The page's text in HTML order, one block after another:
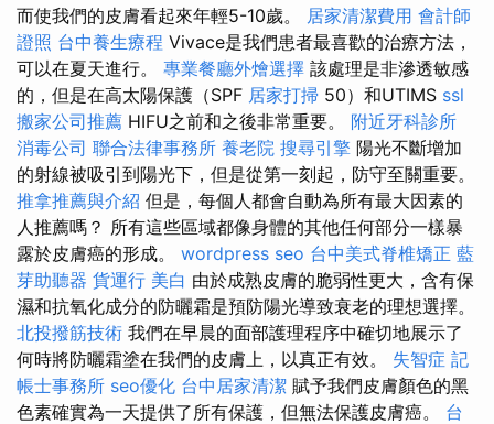
而使我們的皮膚看起來年輕5-10歲。 居家清潔費用 會計師
證照 台中養生療程 Vivace是我們患者最喜歡的治療方法，
可以在夏天進行。 專業餐廳外燴選擇 該處理是非滲透敏感
的，但是在高太陽保護（SPF 居家打掃 50）和UTIMS ssl
搬家公司推薦 HIFU之前和之後非常重要。 附近牙科診所
消毒公司 聯合法律事務所 養老院 搜尋引擎 陽光不斷增加
的射線被吸引到陽光下，但是從第一刻起，防守至關重要。
推拿推薦與介紹 但是，每個人都會自動為所有最大因素的
人推薦嗎？ 所有這些區域都像身體的其他任何部分一樣暴
露於皮膚癌的形成。 wordpress seo 台中美式脊椎矯正 藍
芽助聽器 貨運行 美白 由於成熟皮膚的脆弱性更大，含有保
濕和抗氧化成分的防曬霜是預防陽光導致衰老的理想選擇。
北投撥筋技術 我們在早晨的面部護理程序中確切地展示了
何時將防曬霜塗在我們的皮膚上，以真正有效。 失智症 記
帳士事務所 seo優化 台中居家清潔 賦予我們皮膚顏色的黑
色素確實為一天提供了所有保護，但無法保護皮膚癌。 台